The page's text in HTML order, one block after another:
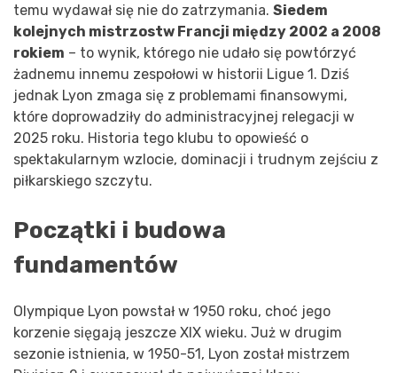
temu wydawał się nie do zatrzymania. Siedem
kolejnych mistrzostw Francji między 2002 a 2008
rokiem – to wynik, którego nie udało się powtórzyć
żadnemu innemu zespołowi w historii Ligue 1. Dziś
jednak Lyon zmaga się z problemami finansowymi,
które doprowadziły do administracyjnej relegacji w
2025 roku. Historia tego klubu to opowieść o
spektakularnym wzlocie, dominacji i trudnym zejściu z
piłkarskiego szczytu.
Początki i budowa
fundamentów
Olympique Lyon powstał w 1950 roku, choć jego
korzenie sięgają jeszcze XIX wieku. Już w drugim
sezonie istnienia, w 1950-51, Lyon został mistrzem